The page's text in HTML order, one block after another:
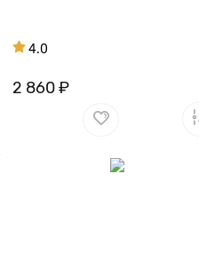
4.0
2 860 ₽